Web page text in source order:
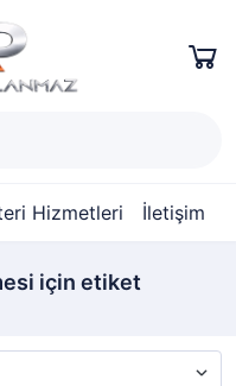
Hizmetleri İletişim
için etiket